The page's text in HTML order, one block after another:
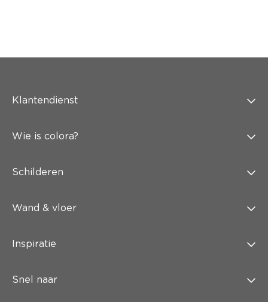
Klantendienst
Wie is colora?
Schilderen
Wand & vloer
Inspiratie
Snel naar